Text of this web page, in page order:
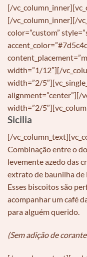
[/
[/vc_column_inner][/
color=”custom”
width=”1/12″][/
width=”2/
alignment=”center”][/
width=”2/
Sicilia
[/
Combinação entre o
levemente azedo das
extrato de baunilha de
Esses biscoitos são
acompanhar um café
para alguém querido.
(Sem adição de